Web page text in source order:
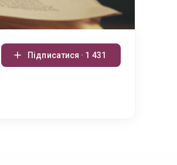
Підписатися · 1 431